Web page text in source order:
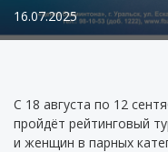
16.07.2025
С 18 августа по 12
пройдёт рейтинговый
и женщин в парных